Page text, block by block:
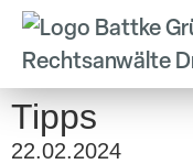
Tipps
22.02.2024